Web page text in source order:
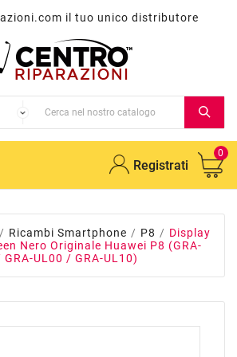
il tuo unico distributore
Registrati
0
Ricambi Smartphone P8
Display
Nero Originale Huawei P8 (GRA-
GRA-UL00 / GRA-UL10)